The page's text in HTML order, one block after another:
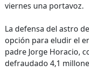
viernes una portavoz.
La defensa del astro
opción para eludir el
padre Jorge Horacio,
defraudado 4,1